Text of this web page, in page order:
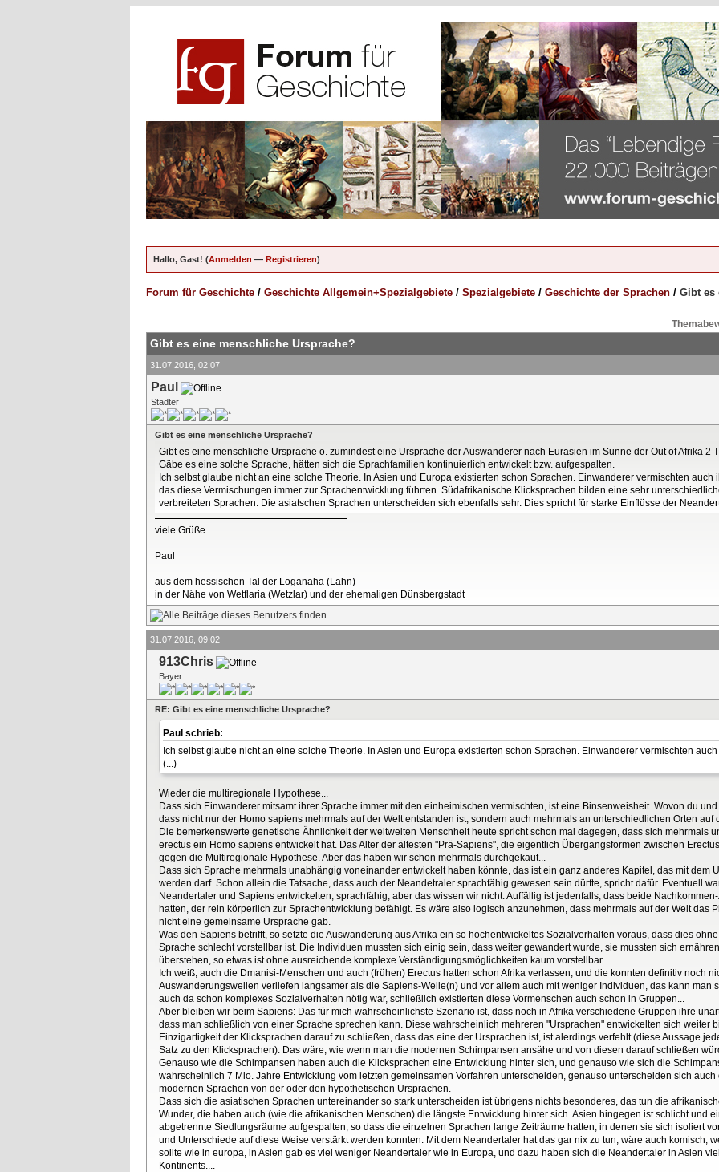
Hallo, Gast! (Anmelden — Registrieren)
Forum für Geschichte / Geschichte Allgemein+Spezialgebiete / Spezialgebiete / Geschichte der Sprachen / Gibt es
Gibt es eine menschliche Ursprache?
31.07.2016, 02:07
Paul
Städter
Gibt es eine menschliche Ursprache?
Gibt es eine menschliche Ursprache o. zumindest eine Ursprache der Auswanderer nach Eurasien im Sunne der Out of Afrika 2
Gäbe es eine solche Sprache, hätten sich die Sprachfamilien kontinuierlich entwickelt bzw. aufgespalten.
Ich selbst glaube nicht an eine solche Theorie. In Asien und Europa existierten schon Sprachen. Einwanderer vermischten
das diese Vermischungen immer zur Sprachentwicklung führten. Südafrikanische Klicksprachen bilden eine sehr
verbreiteten Sprachen. Die asiatschen Sprachen unterscheiden sich ebenfalls sehr. Dies spricht für starke Einflüsse der
viele Grüße
Paul
aus dem hessischen Tal der Loganaha (Lahn)
in der Nähe von Wetflaria (Wetzlar) und der ehemaligen Dünsbergstadt
31.07.2016, 09:02
913Chris
Bayer
RE: Gibt es eine menschliche Ursprache?
Paul schrieb:
Ich selbst glaube nicht an eine solche Theorie. In Asien und Europa existierten schon Sprachen. Einwanderer vermischten
(...)
Wieder die multiregionale Hypothese...
Dass sich Einwanderer mitsamt ihrer Sprache immer mit den einheimischen vermischten, ist eine Binsenweisheit. Wovon du
dass nicht nur der Homo sapiens mehrmals auf der Welt entstanden ist, sondern auch mehrmals an unterschiedlichen Orten auf
Die bemerkenswerte genetische Ähnlichkeit der weltweiten Menschheit heute spricht schon mal dagegen, dass sich mehrmals
erectus ein Homo sapiens entwickelt hat. Das Alter der ältesten "Prä-Sapiens", die eigentlich Übergangsformen zwischen
gegen die Multiregionale Hypothese. Aber das haben wir schon mehrmals durchgekaut...
Dass sich Sprache mehrmals unabhängig voneinander entwickelt haben könnte, das ist ein ganz anderes Kapitel, das mit dem
werden darf. Schon allein die Tatsache, dass auch der Neandetraler sprachfähig gewesen sein dürfte, spricht dafür. Eventuell
Neandertaler und Sapiens entwickelten, sprachfähig, aber das wissen wir nicht. Auffällig ist jedenfalls, dass beide
hatten, der rein körperlich zur Sprachentwicklung befähigt. Es wäre also logisch anzunehmen, dass mehrmals auf der Welt das
nicht eine gemeinsame Ursprache gab.
Was den Sapiens betrifft, so setzte die Auswanderung aus Afrika ein so hochentwickeltes Sozialverhalten voraus, dass dies
Sprache schlecht vorstellbar ist. Die Individuen mussten sich einig sein, dass weiter gewandert wurde, sie mussten sich
überstehen, so etwas ist ohne ausreichende komplexe Verständigungsmöglichkeiten kaum vorstellbar.
Ich weiß, auch die Dmanisi-Menschen und auch (frühen) Erectus hatten schon Afrika verlassen, und die konnten definitiv noch
Auswanderungswellen verliefen langsamer als die Sapiens-Welle(n) und vor allem auch mit weniger Individuen, das kann man
auch da schon komplexes Sozialverhalten nötig war, schließlich existierten diese Vormenschen auch schon in Gruppen...
Aber bleiben wir beim Sapiens: Das für mich wahrscheinlichste Szenario ist, dass noch in Afrika verschiedene Gruppen ihre
dass man schließlich von einer Sprache sprechen kann. Diese wahrscheinlich mehreren "Ursprachen" entwickelten sich weiter
Einzigartigkeit der Klicksprachen darauf zu schließen, dass das eine der Ursprachen ist, ist alerdings verfehlt (diese Aussage
Satz zu den Klicksprachen). Das wäre, wie wenn man die modernen Schimpansen ansähe und von diesen darauf schließen
Genauso wie die Schimpansen haben auch die Klicksprachen eine Entwicklung hinter sich, und genauso wie sich die
wahrscheinlich 7 Mio. Jahre Entwicklung vom letzten gemeinsamen Vorfahren unterscheiden, genauso unterscheiden sich
modernen Sprachen von der oder den hypothetischen Ursprachen.
Dass sich die asiatischen Sprachen untereinander so stark unterscheiden ist übrigens nichts besonderes, das tun die
Wunder, die haben auch (wie die afrikanischen Menschen) die längste Entwicklung hinter sich. Asien hingegen ist schlicht und
abgetrennte Siedlungsräume aufgespalten, so dass die einzelnen Sprachen lange Zeiträume hatten, in denen sie sich isoliert
und Unterschiede auf diese Weise verstärkt werden konnten. Mit dem Neandertaler hat das gar nix zu tun, wäre auch komisch,
sollte wie in europa, in Asien gab es viel weniger Neandertaler wie in Europa, und dazu haben sich die Neandertaler in Asien
Kontinents....